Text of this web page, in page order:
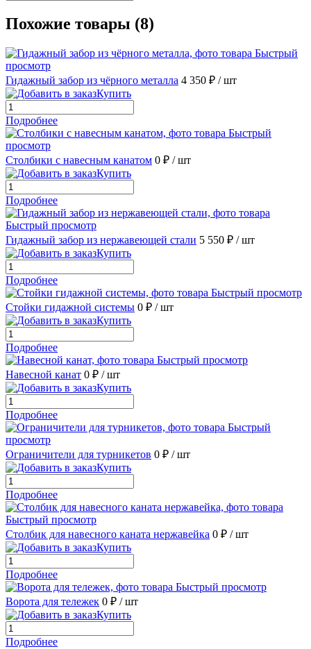
Похожие товары (8)
Быстрый
просмотр
Гидажный забор из чёрного металла 4 350 ₽ / шт
Купить
Подробнее
Быстрый
просмотр
Столбики с навесным канатом 0 ₽ / шт
Купить
Подробнее
Быстрый просмотр
Гидажный забор из нержавеющей стали 5 550 ₽ / шт
Купить
Подробнее
Быстрый просмотр
Стойки гидажной системы 0 ₽ / шт
Купить
Подробнее
Быстрый просмотр
Навесной канат 0 ₽ / шт
Купить
Подробнее
Быстрый
просмотр
Ограничители для турникетов 0 ₽ / шт
Купить
Подробнее
Быстрый просмотр
Столбик для навесного каната нержавейка 0 ₽ / шт
Купить
Подробнее
Быстрый просмотр
Ворота для тележек 0 ₽ / шт
Купить
Подробнее